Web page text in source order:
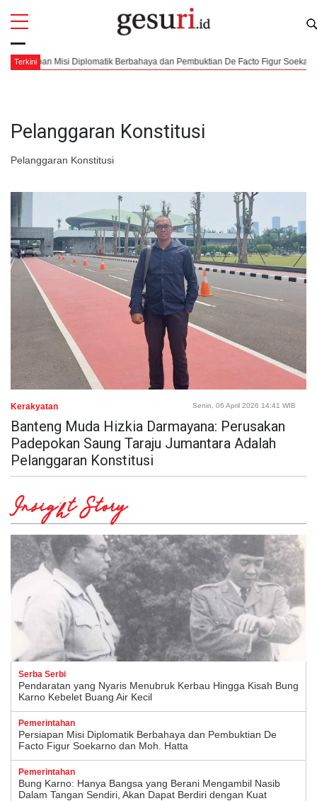
Terkini
Misi Diplomatik Berbahaya dan Pembuktian De Facto Figur Soekarno dan
Pelanggaran Konstitusi
Pelanggaran Konstitusi
All
Kerakyatan Senin, 06 April 2026 14:41 WIB
Banteng Muda Hizkia Darmayana: Perusakan
Padepokan Saung Taraju Jumantara Adalah
Pelanggaran Konstitusi
Insight Story
Serba Serbi
Pendaratan yang Nyaris Menubruk Kerbau Hingga Kisah Bung
Karno Kebelet Buang Air Kecil
Pemerintahan
Persiapan Misi Diplomatik Berbahaya dan Pembuktian De
Facto Figur Soekarno dan Moh. Hatta
Pemerintahan
Bung Karno: Hanya Bangsa yang Berani Mengambil Nasib
Dalam Tangan Sendiri, Akan Dapat Berdiri dengan Kuat